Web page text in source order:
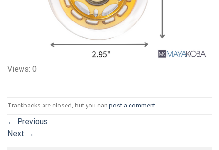
Views: 0
Trackbacks are closed, but you can post a comment.
← Previous
Next →